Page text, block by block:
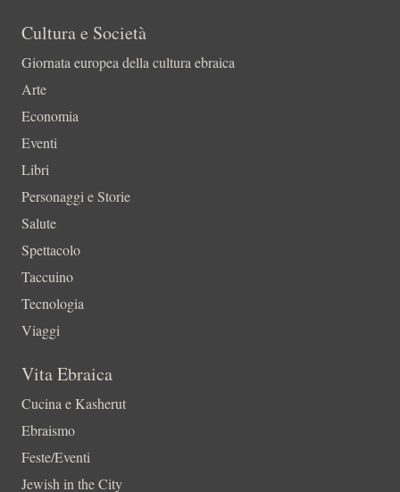
Cultura e Società
Giornata europea della cultura ebraica
Arte
Economia
Eventi
Libri
Personaggi e Storie
Salute
Spettacolo
Taccuino
Tecnologia
Viaggi
Vita Ebraica
Cucina e Kasherut
Ebraismo
Feste/Eventi
Jewish in the City